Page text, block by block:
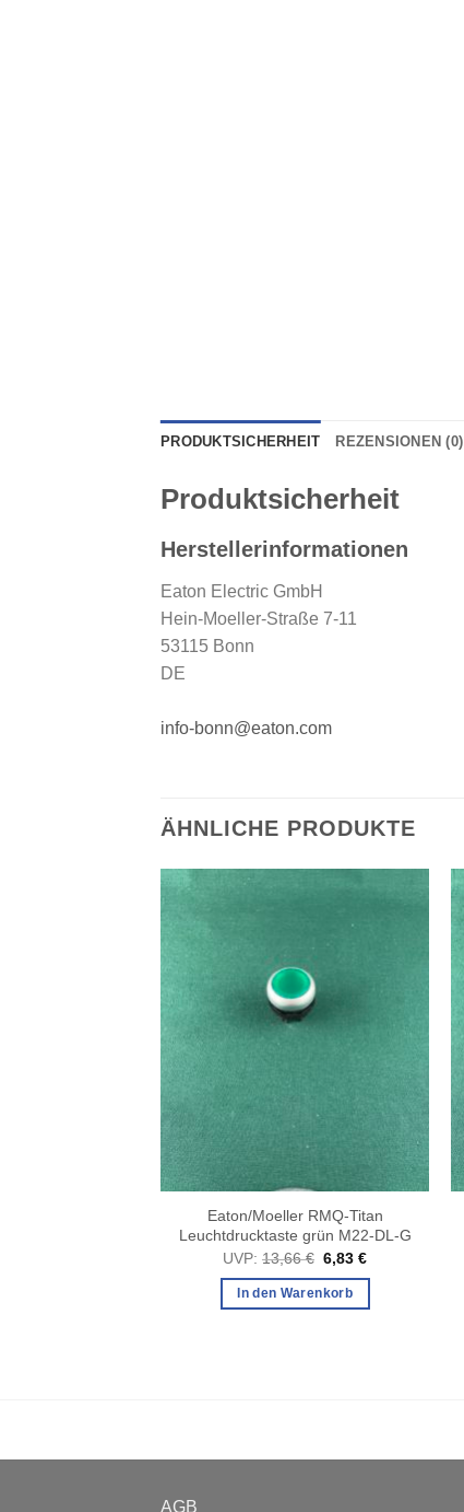
PRODUKTSICHERHEIT REZENSIONEN (0)
Produktsicherheit
Herstellerinformationen
Eaton Electric GmbH
Hein-Moeller-Straße 7-11
53115 Bonn
DE
info-bonn@eaton.com
ÄHNLICHE PRODUKTE
Eaton/Moeller RMQ-Titan
Leuchtdrucktaste grün M22-DL-G
UVP: 13,66€ Ursprünglicher
war:
13,66 €
6,83€Aktueller
In den Warenkorb
AGB